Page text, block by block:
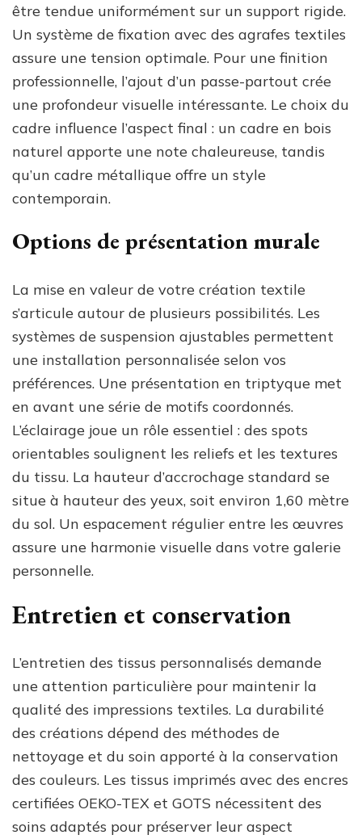
être tendue uniformément sur un support rigide.
Un système de fixation avec des agrafes textiles
assure une tension optimale. Pour une finition
professionnelle, l’ajout d’un passe-partout crée
une profondeur visuelle intéressante. Le choix du
cadre influence l’aspect final : un cadre en bois
naturel apporte une note chaleureuse, tandis
qu’un cadre métallique offre un style
contemporain.
Options de présentation murale
La mise en valeur de votre création textile
s’articule autour de plusieurs possibilités. Les
systèmes de suspension ajustables permettent
une installation personnalisée selon vos
préférences. Une présentation en triptyque met
en avant une série de motifs coordonnés.
L’éclairage joue un rôle essentiel : des spots
orientables soulignent les reliefs et les textures
du tissu. La hauteur d’accrochage standard se
situe à hauteur des yeux, soit environ 1,60 mètre
du sol. Un espacement régulier entre les œuvres
assure une harmonie visuelle dans votre galerie
personnelle.
Entretien et conservation
L’entretien des tissus personnalisés demande
une attention particulière pour maintenir la
qualité des impressions textiles. La durabilité
des créations dépend des méthodes de
nettoyage et du soin apporté à la conservation
des couleurs. Les tissus imprimés avec des encres
certifiées OEKO-TEX et GOTS nécessitent des
soins adaptés pour préserver leur aspect